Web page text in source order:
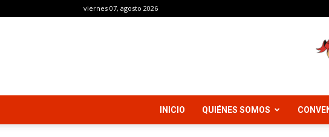
viernes 07, agosto 2026
INICIO QUIÉNES SOMOS